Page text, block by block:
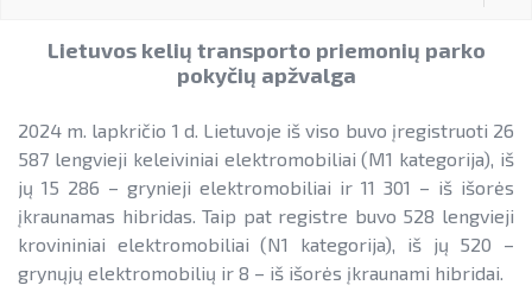
► PRIVAČIŲ ELEKTROMOBILIŲ ĮKROVIMO
PRIEIGŲ ĮRENGIMAS
► KATILŲ KEITIMAS
► PARAMA ENERGIJOS KAUPIMO
ĮRENGINIAMS
► PARAMA SAULĖS ELEKTRINĖMS
SAUSUMOJE
AIE plėtros galimybių žemėlapis
energijos kaupimo įrenginių kainos
Energetikos bendrijos
Jūrinės vėjo energetikos plėtra
Vandenilis
NENS įgyvendinimo stebėsena
NEKS veiksmų plano įgyvendinimo
stebėsena
Energetika išsamiai
Elektros energetikos sektorius
ENERGETIKA IŠSAMIAI
GAMTINIŲ DUJŲ SEKTORIUS
DEGALŲ IR NAFTOS SEKTORIUS
KELIŲ TRANSPORTO SEKTORIUS
Lietuvos kelių transporto priemonių parko
pokyčių apžvalga
2024 m. lapkričio 1 d. Lietuvoje iš viso buvo įregistruoti 26
587 lengvieji keleiviniai elektromobiliai (M1 kategorija), iš
jų 15 286 – grynieji elektromobiliai ir 11 301 – iš išorės
įkraunamas hibridas. Taip pat registre buvo 528 lengvieji
krovininiai elektromobiliai (N1 kategorija), iš jų 520 –
grynųjų elektromobilių ir 8 – iš išorės įkraunami hibridai.